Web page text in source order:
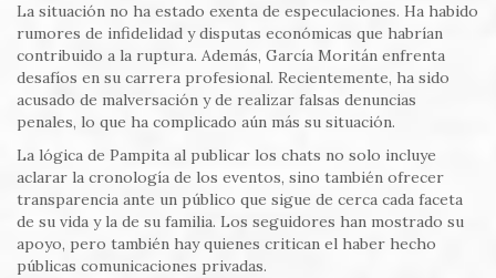
La situación no ha estado exenta de especulaciones. Ha habido
rumores de infidelidad y disputas económicas que habrían
contribuido a la ruptura. Además, García Moritán enfrenta
desafíos en su carrera profesional. Recientemente, ha sido
acusado de malversación y de realizar falsas denuncias
penales, lo que ha complicado aún más su situación.
La lógica de Pampita al publicar los chats no solo incluye
aclarar la cronología de los eventos, sino también ofrecer
transparencia ante un público que sigue de cerca cada faceta
de su vida y la de su familia. Los seguidores han mostrado su
apoyo, pero también hay quienes critican el haber hecho
públicas comunicaciones privadas.